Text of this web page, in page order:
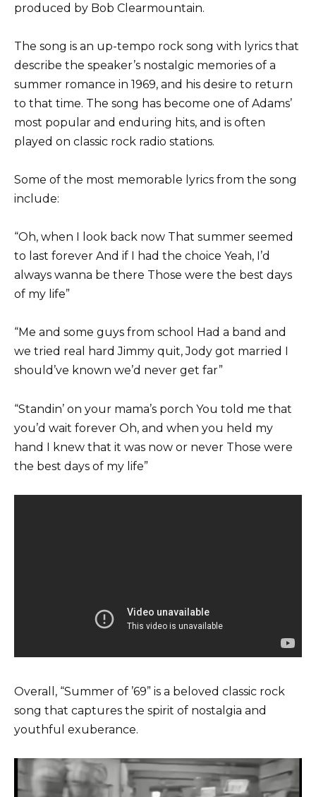
produced by Bob Clearmountain.
The song is an up-tempo rock song with lyrics that
describe the speaker’s nostalgic memories of a
summer romance in 1969, and his desire to return
to that time. The song has become one of Adams’
most popular and enduring hits, and is often
played on classic rock radio stations.
Some of the most memorable lyrics from the song
include:
“Oh, when I look back now That summer seemed
to last forever And if I had the choice Yeah, I’d
always wanna be there Those were the best days
of my life”
“Me and some guys from school Had a band and
we tried real hard Jimmy quit, Jody got married I
should’ve known we’d never get far”
“Standin’ on your mama’s porch You told me that
you’d wait forever Oh, and when you held my
hand I knew that it was now or never Those were
the best days of my life”
Overall, “Summer of ’69” is a beloved classic rock
song that captures the spirit of nostalgia and
youthful exuberance.